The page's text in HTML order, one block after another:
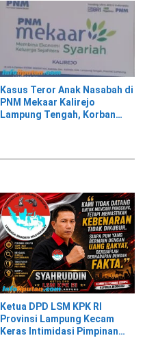
Kasus Teror Anak Nasabah di
PNM Mekaar Kalirejo
Lampung Tengah, Korban
Ketua DPD LSM KPK RI
Provinsi Lampung Kecam
Keras Intimidasi Pimpinan